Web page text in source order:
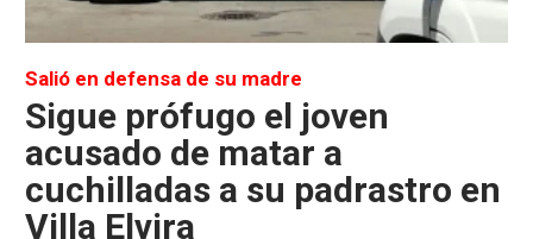
Salió en defensa de su madre
Sigue prófugo el joven
acusado de matar a
cuchilladas a su padrastro en
Villa Elvira